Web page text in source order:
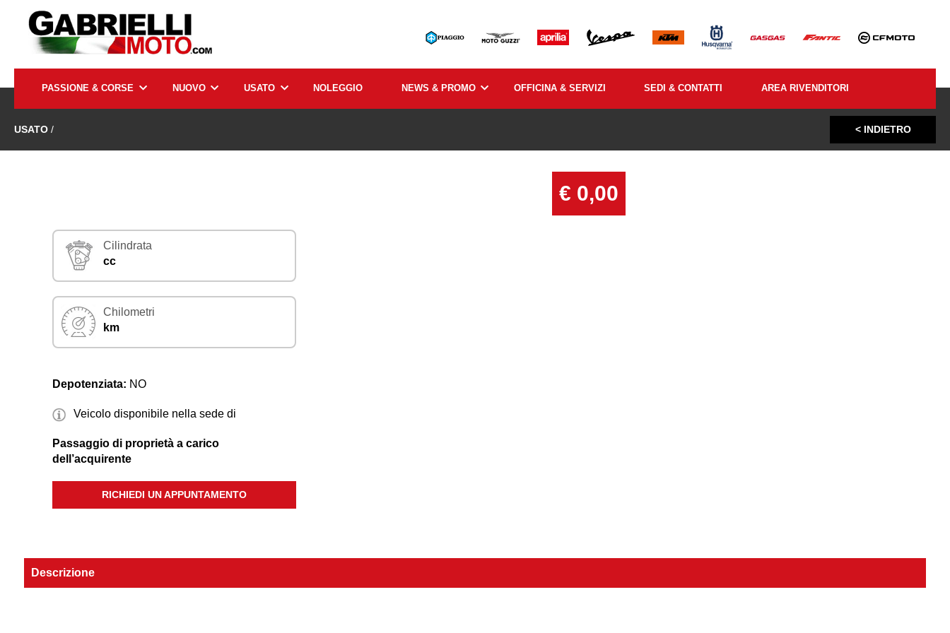
PASSIONE & CORSE NUOVO USATO NOLEGGIO NEWS & PROMO OFFICINA & SERVIZI SEDI & CONTATTI AREA RIVENDITORI
USATO / < INDIETRO
€ 0,00
Cilindrata
cc
Chilometri
km
Depotenziata: NO
Veicolo disponibile nella sede di
Passaggio di proprietà a carico
dell’acquirente
RICHIEDI UN APPUNTAMENTO
Descrizione